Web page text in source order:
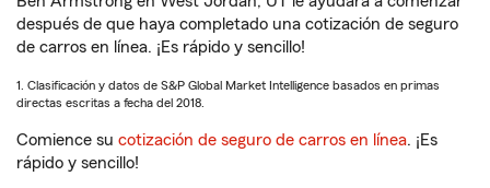
después de que haya completado una cotización de seguro
de carros en línea. ¡Es rápido y sencillo!
1. Clasificación y datos de S&P Global Market Intelligence basados en primas
directas escritas a fecha del 2018.
Comience su cotización de seguro de carros en línea. ¡Es
rápido y sencillo!